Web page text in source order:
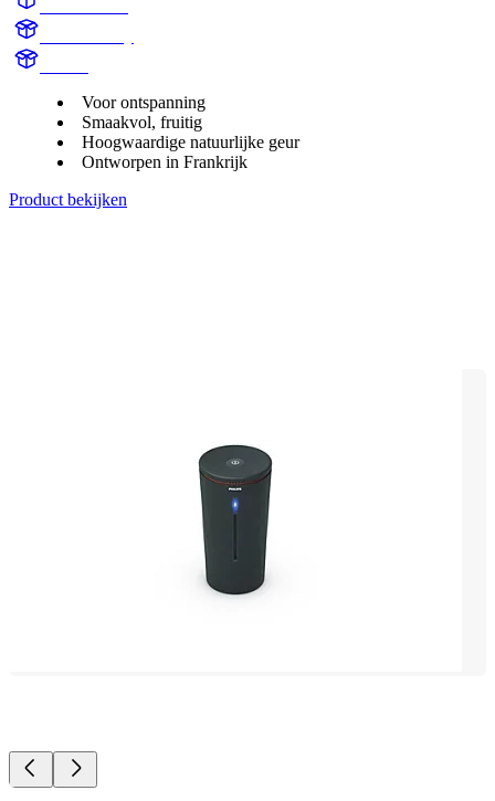
Voor ontspanning
Smaakvol, fruitig
Hoogwaardige natuurlijke geur
Ontworpen in Frankrijk
Product bekijken